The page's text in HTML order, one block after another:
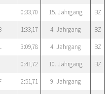
0:33,70 15. Jahrgang BZ
1:33,17 4. Jahrgang BZ
3:09,78 4. Jahrgang BZ
0:41,72 10. Jahrgang BZ
2:51,71 9. Jahrgang